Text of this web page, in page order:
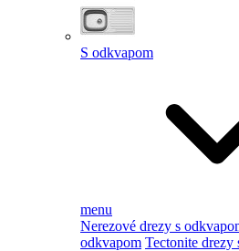
S odkvapom
menu
Nerezové drezy s
odkvapom Tectonite drezy